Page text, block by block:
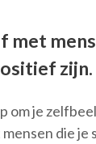
met
zijn.
om je
die